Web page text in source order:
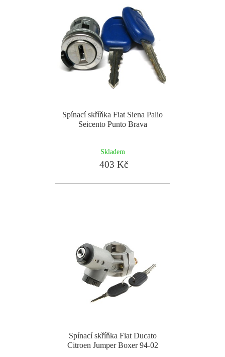
Spínací skříňka Fiat Siena Palio
Seicento Punto Brava
Skladem
403 Kč
Spínací skříňka Fiat Ducato
Citroen Jumper Boxer 94-02